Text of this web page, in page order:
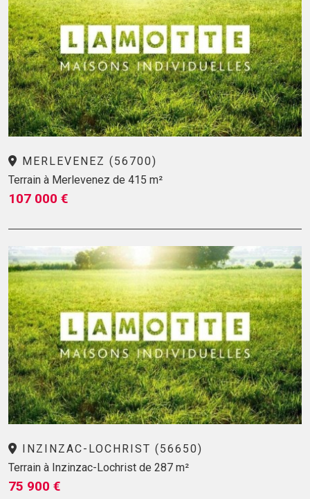
MERLEVENEZ (56700)
Terrain à Merlevenez de 415 m²
107 000 €
INZINZAC-LOCHRIST (56650)
Terrain à Inzinzac-Lochrist de 287 m²
75 900 €